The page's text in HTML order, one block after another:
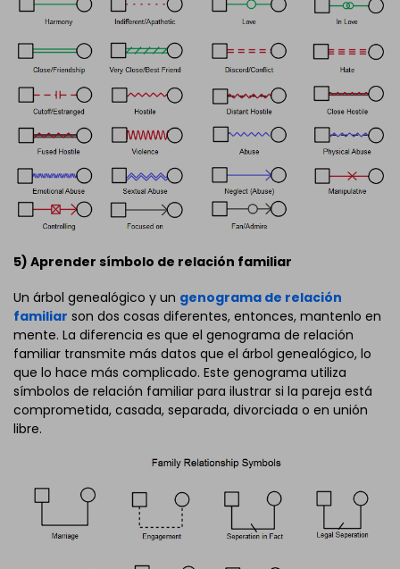
5) Aprender símbolo de relación familiar
Un árbol genealógico y un genograma de relación
familiar son dos cosas diferentes, entonces, mantenlo en
mente. La diferencia es que el genograma de relación
familiar transmite más datos que el árbol genealógico, lo
que lo hace más complicado. Este genograma utiliza
símbolos de relación familiar para ilustrar si la pareja está
comprometida, casada, separada, divorciada o en unión
libre.